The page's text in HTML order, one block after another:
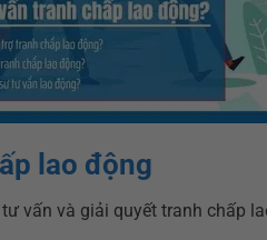
lao động
vấn và giải quyết tranh chấp